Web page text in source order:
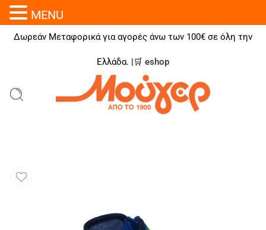
Δωρεάν Μεταφορικά για αγορές άνω των 100€ σε όλη την
Ελλάδα. |🛒 eshop
MENU